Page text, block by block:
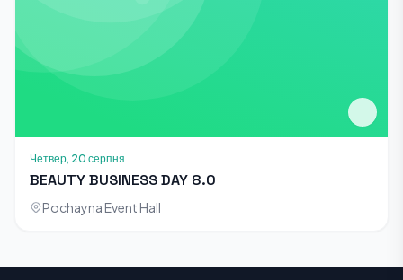
Четвер, 20 серпня
BEAUTY BUSINESS DAY 8.0
Pochayna Event Hall